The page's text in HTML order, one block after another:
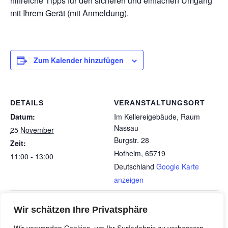
Wir schätzen Ihre Privatsphäre
mit Ihrem Gerät (mit Anmeldung).
Zum Kalender hinzufügen
DETAILS
Datum:
25 November
Zeit:
11:00 - 13:00
VERANSTALTUNGSORT
Im Kellereigebäude, Raum
Nassau
Burgstr. 28
Hofheim, 65719
Deutschland Google Karte
anzeigen
Austausch und Beratung für
SNH-Vortrag Laßt uns über die